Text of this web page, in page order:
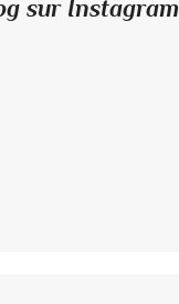
sur Instagram